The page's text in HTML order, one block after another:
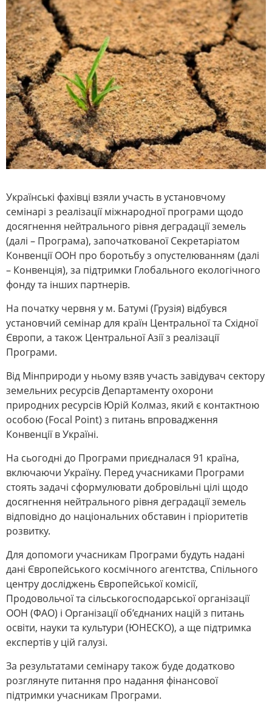
Українські фахівці взяли участь в установчому
семінарі з реалізації міжнародної програми щодо
досягнення нейтрального рівня деградації земель
(далі – Програма), започаткованої Секретаріатом
Конвенції ООН про боротьбу з опустелюванням (далі
– Конвенція), за підтримки Глобального екологічного
фонду та інших партнерів.
На початку червня у м. Батумі (Грузія) відбувся
установчий семінар для країн Центральної та Східної
Європи, а також Центральної Азії з реалізації
Програми.
Від Мінприроди у ньому взяв участь завідувач сектору
земельних ресурсів Департаменту охорони
природних ресурсів Юрій Колмаз, який є контактною
особою (Focal Point) з питань впровадження
Конвенції в Україні.
На сьогодні до Програми приєдналася 91 країна,
включаючи Україну. Перед учасниками Програми
стоять задачі сформулювати добровільні цілі щодо
досягнення нейтрального рівня деградації земель
відповідно до національних обставин і пріоритетів
розвитку.
Для допомоги учасникам Програми будуть надані
дані Європейського космічного агентства, Спільного
центру досліджень Європейської комісії,
Продовольчої та сільськогосподарської організації
ООН (ФАО) і Організації об’єднаних націй з питань
освіти, науки та культури (ЮНЕСКО), а ще підтримка
експертів у цій галузі.
За результатами семінару також буде додатково
розглянуте питання про надання фінансової
підтримки учасникам Програми.